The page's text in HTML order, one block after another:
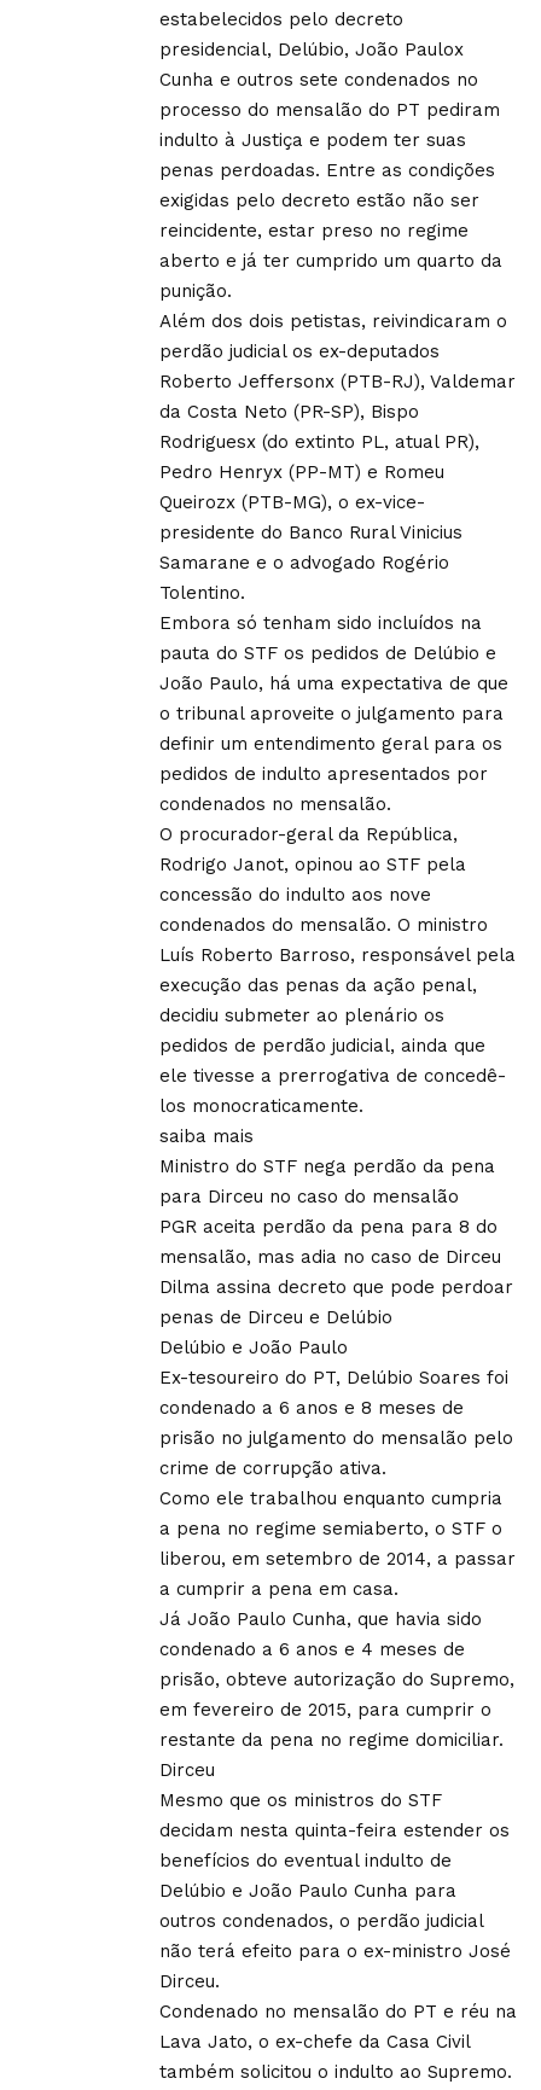
estabelecidos pelo decreto
presidencial, Delúbio, João Paulox
Cunha e outros sete condenados no
processo do mensalão do PT pediram
indulto à Justiça e podem ter suas
penas perdoadas. Entre as condições
exigidas pelo decreto estão não ser
reincidente, estar preso no regime
aberto e já ter cumprido um quarto da
punição.
Além dos dois petistas, reivindicaram o
perdão judicial os ex-deputados
Roberto Jeffersonx (PTB-RJ), Valdemar
da Costa Neto (PR-SP), Bispo
Rodriguesx (do extinto PL, atual PR),
Pedro Henryx (PP-MT) e Romeu
Queirozx (PTB-MG), o ex-vice-
presidente do Banco Rural Vinicius
Samarane e o advogado Rogério
Tolentino.
Embora só tenham sido incluídos na
pauta do STF os pedidos de Delúbio e
João Paulo, há uma expectativa de que
o tribunal aproveite o julgamento para
definir um entendimento geral para os
pedidos de indulto apresentados por
condenados no mensalão.
O procurador-geral da República,
Rodrigo Janot, opinou ao STF pela
concessão do indulto aos nove
condenados do mensalão. O ministro
Luís Roberto Barroso, responsável pela
execução das penas da ação penal,
decidiu submeter ao plenário os
pedidos de perdão judicial, ainda que
ele tivesse a prerrogativa de concedê-
los monocraticamente.
saiba mais
Ministro do STF nega perdão da pena
para Dirceu no caso do mensalão
PGR aceita perdão da pena para 8 do
mensalão, mas adia no caso de Dirceu
Dilma assina decreto que pode perdoar
penas de Dirceu e Delúbio
Delúbio e João Paulo
Ex-tesoureiro do PT, Delúbio Soares foi
condenado a 6 anos e 8 meses de
prisão no julgamento do mensalão pelo
crime de corrupção ativa.
Como ele trabalhou enquanto cumpria
a pena no regime semiaberto, o STF o
liberou, em setembro de 2014, a passar
a cumprir a pena em casa.
Já João Paulo Cunha, que havia sido
condenado a 6 anos e 4 meses de
prisão, obteve autorização do Supremo,
em fevereiro de 2015, para cumprir o
restante da pena no regime domiciliar.
Dirceu
Mesmo que os ministros do STF
decidam nesta quinta-feira estender os
benefícios do eventual indulto de
Delúbio e João Paulo Cunha para
outros condenados, o perdão judicial
não terá efeito para o ex-ministro José
Dirceu.
Condenado no mensalão do PT e réu na
Lava Jato, o ex-chefe da Casa Civil
também solicitou o indulto ao Supremo.